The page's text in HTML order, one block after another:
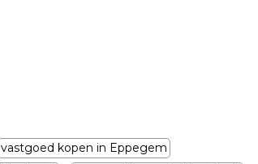
vastgoed kopen in Eppegem